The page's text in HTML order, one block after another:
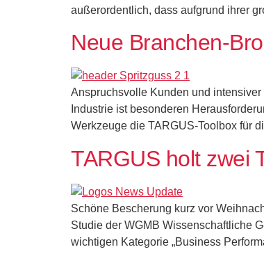
außerordentlich, dass aufgrund ihrer
Neue Branchen-
Anspruchsvolle Kunden und
Industrie ist besonderen
Werkzeuge die TARGUS-Toolbox für
TARGUS holt zwei
Schöne Bescherung kurz vor
Studie der WGMB Wissenschaftliche
wichtigen Kategorie „Business